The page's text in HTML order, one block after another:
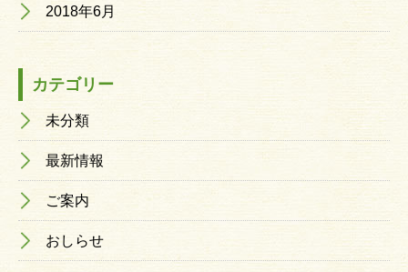
2018年6月
カテゴリー
未分類
最新情報
ご案内
おしらせ